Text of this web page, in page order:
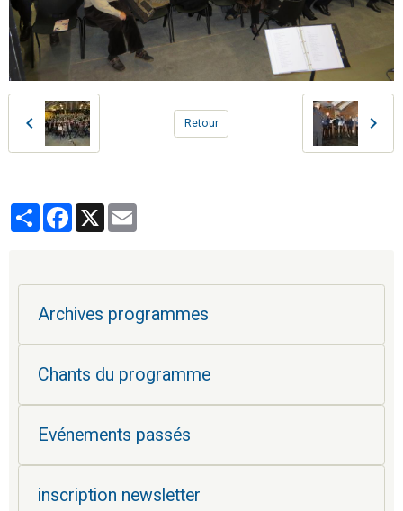
Retour
PartagerFacebook
Archives programmes
Chants du programme
Evénements passés
inscription newsletter